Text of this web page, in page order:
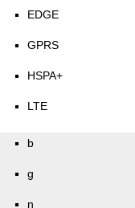
EDGE
GPRS
HSPA+
LTE
b
g
n